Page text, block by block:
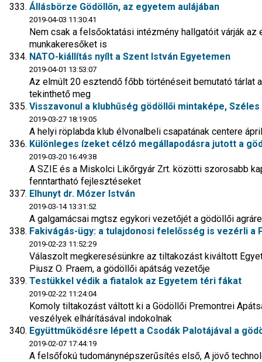
Állásbörze Gödöllőn, az egyetem aulájában
2019-04-03 11:30:41
Nem csak a felsőoktatási intézmény hallgatóit várják az
munkakeresőket is
NATO-kiállítás nyílt a Szent István Egyetemen
2019-04-01 13:53:07
Az elmúlt 20 esztendő főbb történéseit bemutató tárlat
tekinthető meg
Visszavonul a klubhűség gödöllői mintaképe,
2019-03-27 18:19:05
A helyi röplabda klub élvonalbeli csapatának centere
Különleges ízeket célzó megállapodásra jutott a
2019-03-20 16:49:38
A SZIE és a Miskolci Likőrgyár Zrt. közötti szorosabb
fenntartható fejlesztéseket
Elhunyt dr. Mózer István
2019-03-14 13:31:52
A galgamácsai mgtsz egykori vezetőjét a gödöllői
Fakivágás-ügy: a tulajdonosi felelősség is vezérli a
2019-02-23 11:52:29
Válaszolt megkeresésünkre az tiltakozást kiváltott
Piusz O. Praem, a gödöllői apátság vezetője
Testükkel védik a fiatalok az Egyetem téri fákat
2019-02-22 11:24:04
Komoly tiltakozást váltott ki a Gödöllői Premontrei
veszélyek elhárításával indokolnak
Együttműködésre lépett a Csodák Palotájával a
2019-02-07 17:44:19
A felsőfokú tudománynépszerűsítés első, A jövő